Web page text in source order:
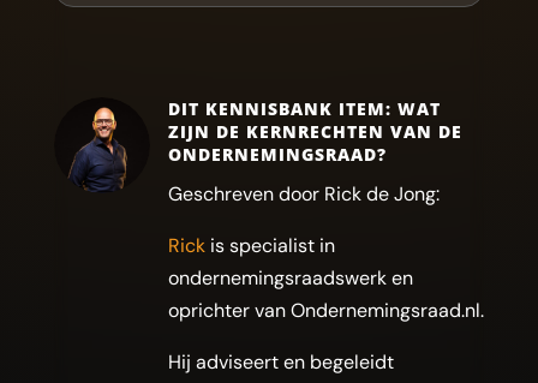
DIT KENNISBANK ITEM: WAT
ZIJN DE KERNRECHTEN VAN DE
ONDERNEMINGSRAAD?
Geschreven door Rick de Jong:
Rickis specialist in
ondernemingsraadswerk en
oprichter van Ondernemingsraad.nl.
Hij adviseert en begeleidt